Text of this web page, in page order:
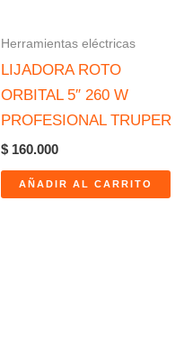
Herramientas eléctricas
LIJADORA ROTO
ORBITAL 5″ 260 W
PROFESIONAL TRUPER
$ 160.000
AÑADIR AL CARRITO